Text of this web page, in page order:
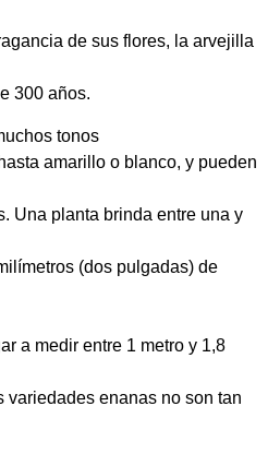
de sus flores, la arvejilla
300 años.
tonos
amarillo o blanco, y pueden
Una planta brinda entre una y
(dos pulgadas) de
a medir entre 1 metro y 1,8
variedades enanas no son tan